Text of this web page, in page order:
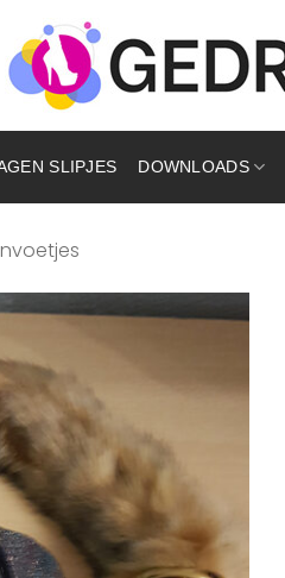
SLIPJES DOWNLOADS
verlanglijst